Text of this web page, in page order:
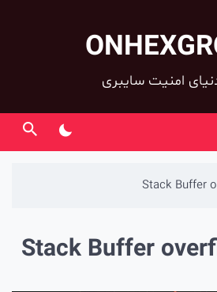
امنیت سایبری
Stack
Stack Buffer